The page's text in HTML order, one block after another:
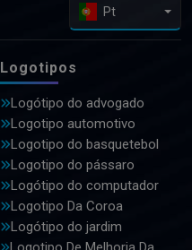
Pt
Logotipos
Logótipo do advogado
Logotipo automotivo
Logotipo do basquetebol
Logotipo do pássaro
Logótipo do computador
Logotipo Da Coroa
Logótipo do jardim